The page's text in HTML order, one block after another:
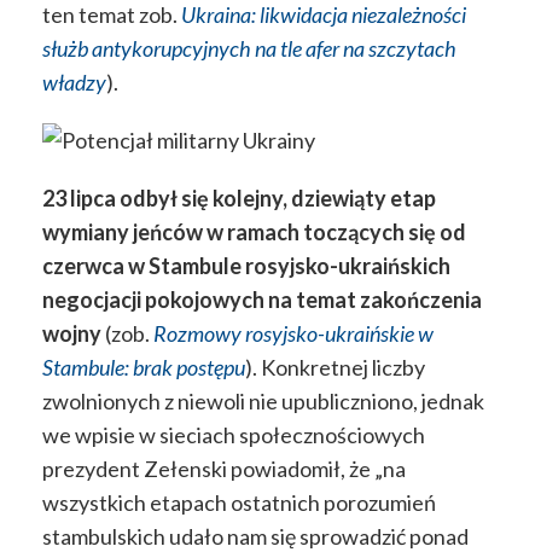
ten temat zob. Ukraina: likwidacja niezależności
służb antykorupcyjnych na tle afer na szczytach
władzy).
23 lipca odbył się kolejny, dziewiąty etap
wymiany jeńcóww ramach toczących się od
czerwca w Stambule rosyjsko-ukraińskich
negocjacji pokojowych na temat zakończenia
wojny(zob. Rozmowy rosyjsko-ukraińskie w
Stambule: brak postępu). Konkretnej liczby
zwolnionych z niewoli nie upubliczniono, jednak
we wpisie w sieciach społecznościowych
prezydent Zełenski powiadomił, że „na
wszystkich etapach ostatnich porozumień
stambulskich udało nam się sprowadzić ponad